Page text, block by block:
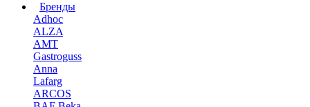
Бренды
Adhoc
ALZA
AMT
Gastroguss
Anna
Lafarg
ARCOS